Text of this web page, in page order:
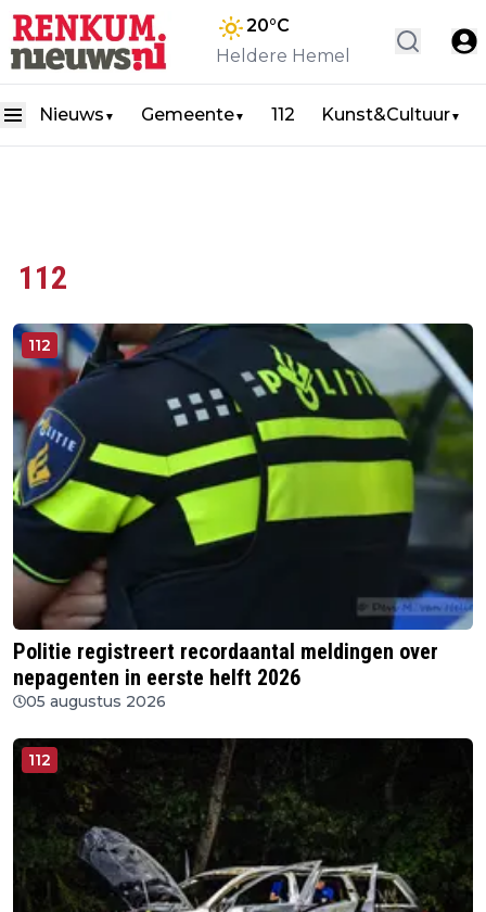
20°C
Heldere Hemel
Nieuws ▼ Gemeente▼ 112 Kunst&Cultuur▼
112
112
Politie registreert recordaantal meldingen over
nepagenten in eerste helft 2026
05 augustus 2026
112